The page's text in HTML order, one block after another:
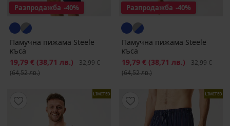
Разпродажба -40%
Памучна пижама Steele
къса
Намаление
19,79 € (38,71 лв.) Първоначална цена
32,99 €
(64,52 лв.)
Разпродажба -40%
Памучна пижама Steele
къса
Намаление
19,79 € (38,71 лв.)
32,99 €
(64,52 лв.)
LIMITED LIMITED